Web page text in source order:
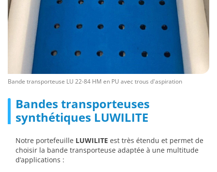
Bandes transporteuses
synthétiques LUWILITE
Notre portefeuille LUWILITE est très étendu et permet de
choisir la bande transporteuse adaptée à une multitude
d’applications :
Bande transporteuse LU 22-84 HM en PU avec trous d'aspiration